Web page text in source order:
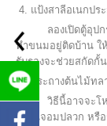
4. แป้งสาลีอเนกปร
ลองเปิดตู้อุปกรณ์
ทำขนมอยู่ติดบ้าน ใ
รับรองจะช่วยสกัดกั้
5. กระถางต้นไม้ทล
วิธีนี้อาจจะโหดไป
ลงบนจอมปลวก หรือ